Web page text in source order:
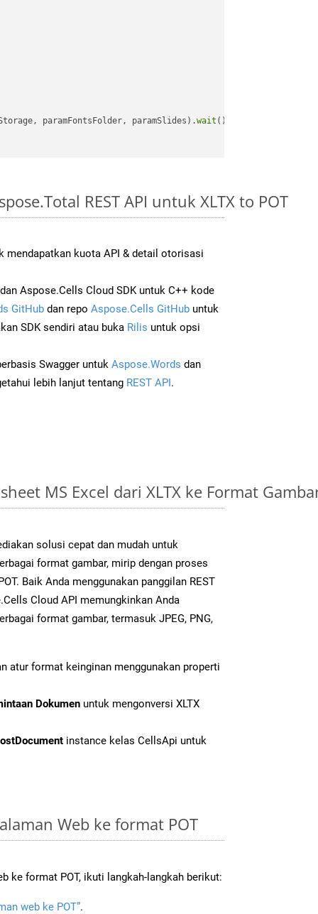
paramFontsFolder, paramSlides).wait ();
REST API untuk XLTX to POT
mendapatkan kuota API & detail otorisasi
Aspose.Cells Cloud SDK untuk C++ kode
GitHub dan repo Aspose.Cells GitHub untuk
SDK sendiri atau buka Rilis untuk opsi
Swagger untuk Aspose.Words dan
lebih lanjut tentang REST API.
MS Excel dari XLTX ke Format
solusi cepat dan mudah untuk
format gambar, mirip dengan proses
Baik Anda menggunakan panggilan REST
Cloud API memungkinkan Anda
format gambar, termasuk JPEG, PNG,
atur format keinginan menggunakan properti
Dokumen untuk mengonversi XLTX
instance kelas CellsApi untuk
Web ke format POT
ke format POT, ikuti langkah-langkah berikut:
web ke POT”.